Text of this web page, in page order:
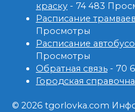
краску - 74 483
Расписание
Просмотры
Расписание
Просмотры
Обратная связь - 70
Городская
© 2026 tgorlovka.com